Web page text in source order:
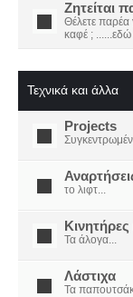
Ζητείται
Θέλετε παρέα
καφέ ; ......εδώ
Τεχνικά και άλλα
Projects
το λιφτ...
Τα άλογα...
Λάστιχα
Τα